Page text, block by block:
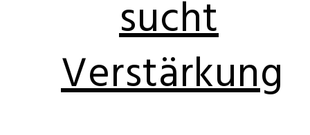
sucht
Verstärkung